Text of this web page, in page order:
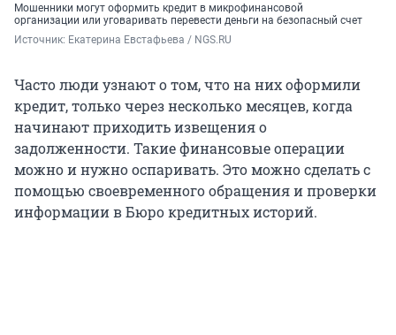
Мошенники могут оформить кредит в микрофинансовой
организации или уговаривать перевести деньги на безопасный счет
Источник: Екатерина Евстафьева / NGS.RU
Часто люди узнают о том, что на них оформили
кредит, только через несколько месяцев, когда
начинают приходить извещения о
задолженности. Такие финансовые операции
можно и нужно оспаривать. Это можно сделать с
помощью своевременного обращения и проверки
информации в Бюро кредитных историй.